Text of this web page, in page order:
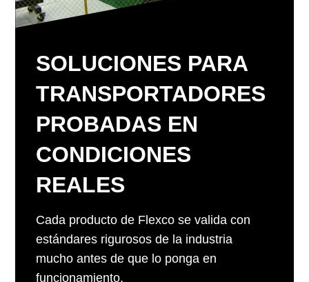
SOLUCIONES PARA
TRANSPORTADORES
PROBADAS EN
CONDICIONES
REALES
Cada producto de Flexco se valida con
estándares rigurosos de la industria
mucho antes de que lo ponga en
funcionamiento.